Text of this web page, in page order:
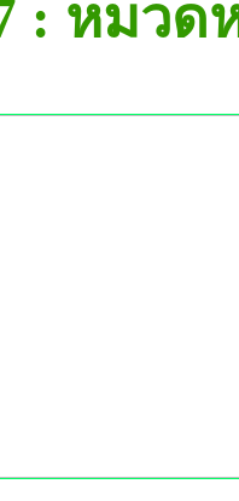
: หมว